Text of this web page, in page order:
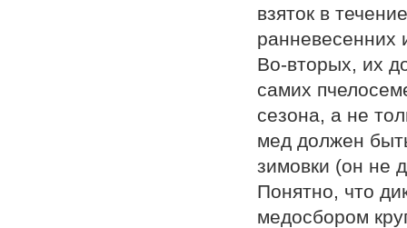
взяток в
ранневесенних
Во-вторых, их
самих
сезона, а не
мед должен
зимовки (он не
Понятно, что
медосбором